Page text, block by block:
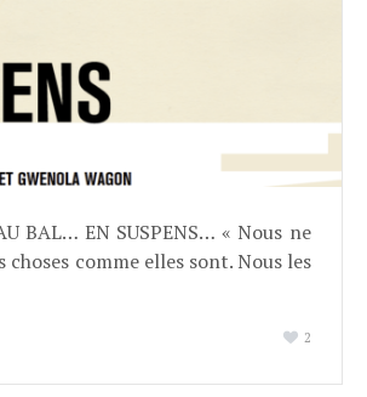
BAL… EN SUSPENS… « Nous ne
choses comme elles sont. Nous les
2